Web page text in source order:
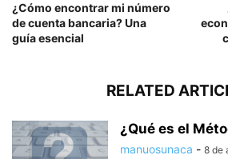
¿Cómo encontrar mi número
de cuenta bancaria? Una
guía esencial
RELATED
¿Qué es el
manuosunaca - 8 de